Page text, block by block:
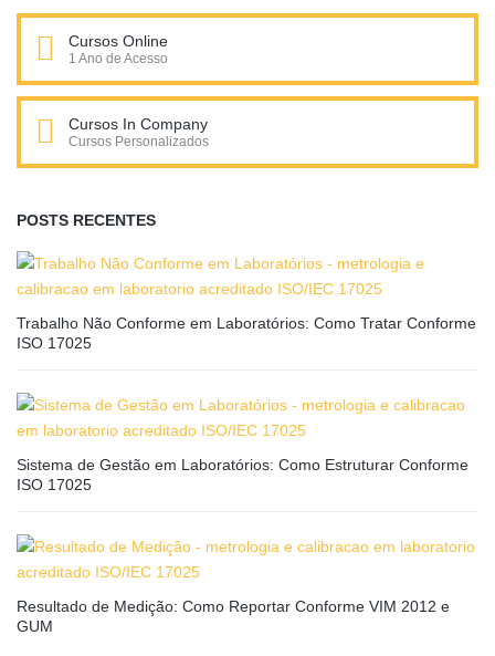
Cursos Online
1 Ano de Acesso
Cursos In Company
Cursos Personalizados
POSTS RECENTES
Trabalho Não Conforme em Laboratórios: Como Tratar Conforme
ISO 17025
Sistema de Gestão em Laboratórios: Como Estruturar Conforme
ISO 17025
Resultado de Medição: Como Reportar Conforme VIM 2012 e
GUM